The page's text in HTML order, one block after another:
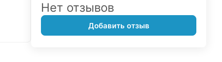
Нет отзывов
Добавить отзыв